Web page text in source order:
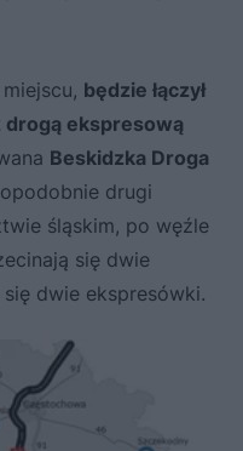
będzie łączył
drogą ekspresową
Beskidzka Droga
drugi
śląskim, po węźle
się dwie
się dwie ekspresówki.